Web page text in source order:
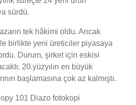
sürdü.
tek hâkimi oldu. Ancak
birlikte yeni üreticiler piyasaya
Durum, şirket için eskisi
20.yüzyılın en büyük
başlamasına çok az kalmıştı.
101 Diazo fotokopi